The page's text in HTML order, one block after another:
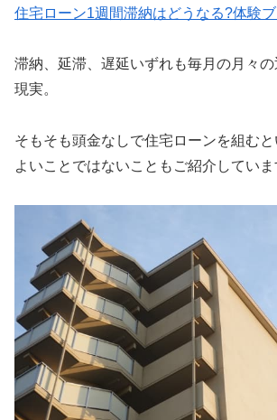
住宅ローン1週間滞納はどうなる?体験
滞納、延滞、遅延いずれも毎月の月々
現実。
そもそも頭金なしで住宅ローンを組む
よいことではないこともご紹介していま